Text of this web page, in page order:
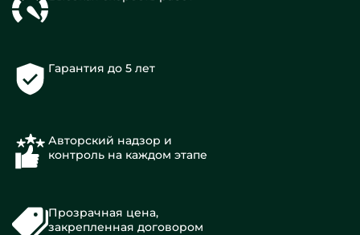
Гарантия до 5 лет
Авторский надзор и
контроль на каждом этапе
Прозрачная цена,
закрепленная договором